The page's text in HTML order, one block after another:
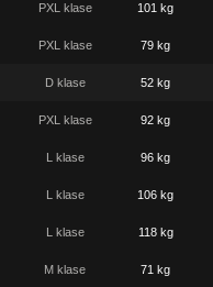
PXL klase 101 kg
PXL klase 79 kg
D klase 52 kg
PXL klase 92 kg
L klase 96 kg
L klase 106 kg
L klase 118 kg
M klase 71 kg